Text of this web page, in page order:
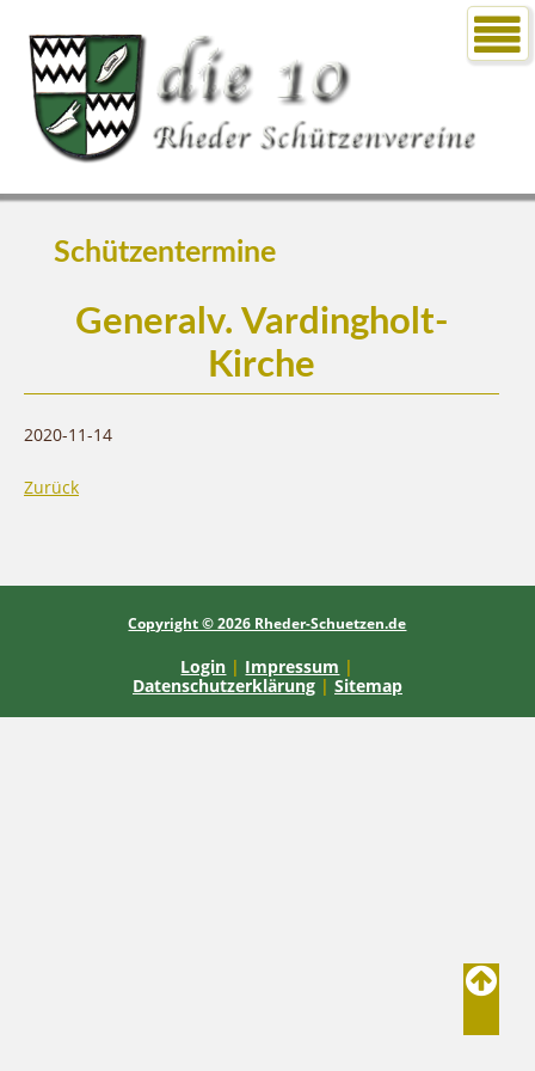
Schützentermine
Generalv. Vardingholt-
Kirche
2020-11-14
Zurück
Copyright © 2026 Rheder-Schuetzen.de
Login | Impressum |
Datenschutzerklärung | Sitemap